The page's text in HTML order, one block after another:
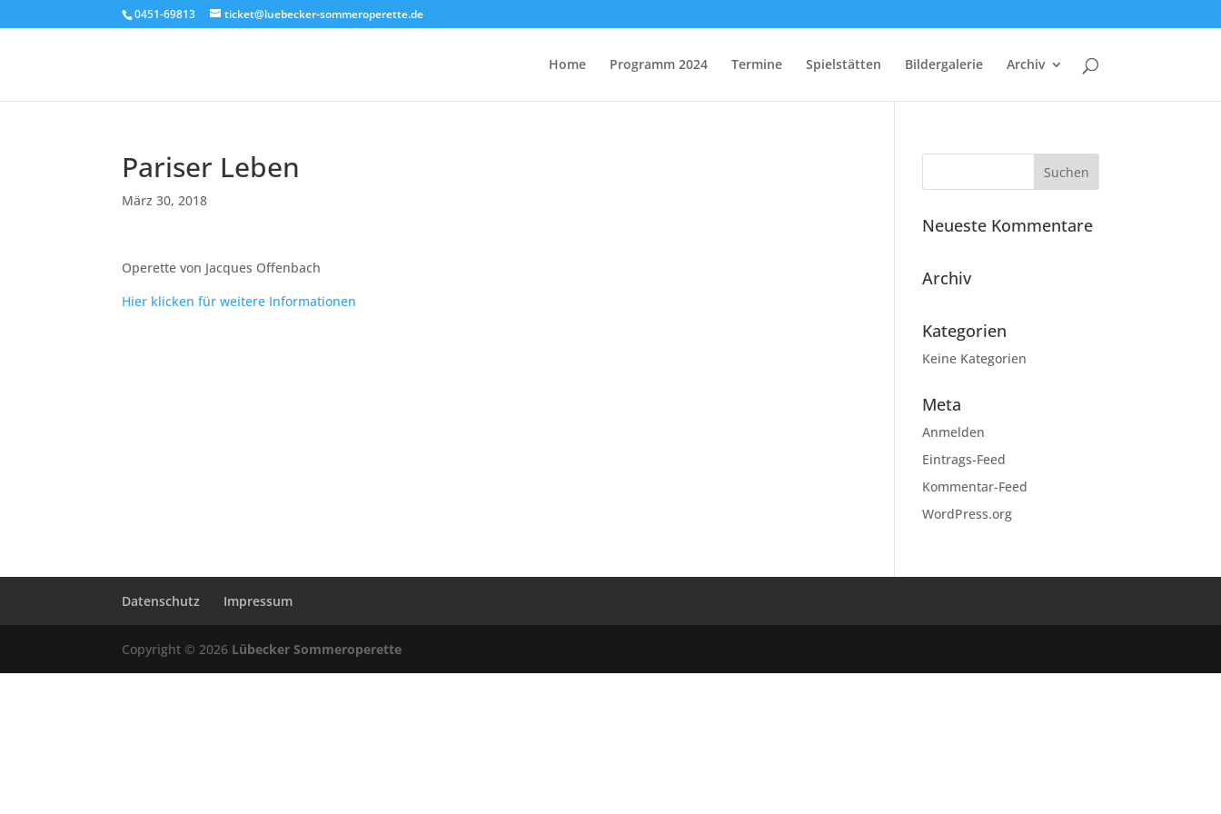
0451-69813 ticket@luebecker-sommeroperette.de
Home Programm 2024 Termine Spielstätten Bildergalerie Archiv
Pariser Leben
März 30, 2018
Operette von Jacques Offenbach
Hier klicken für weitere Informationen
Neueste Kommentare
Archiv
Kategorien
Keine Kategorien
Meta
Anmelden
Eintrags-Feed
Kommentar-Feed
WordPress.org
Datenschutz Impressum
Copyright © 2026 Lübecker Sommeroperette